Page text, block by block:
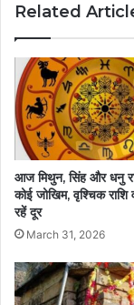
Related
आज मिथुन, सिंह और धनु
कोई जोखिम, वृश्चिक राशि
रहें दूर
March 31, 2026